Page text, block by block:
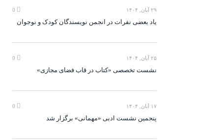
۲۹ آبان, ۱۴۰۴
یاد بعضی نفرات در انجمن نویسندگان کودک و نوجوان
۲۵ آبان, ۱۴۰۴
نشست تخصصی «کتاب در قاب فضای مجازی»
۱۷ آبان, ۱۴۰۴
پنجمین نشست ادبی «مهمانی» برگزار شد